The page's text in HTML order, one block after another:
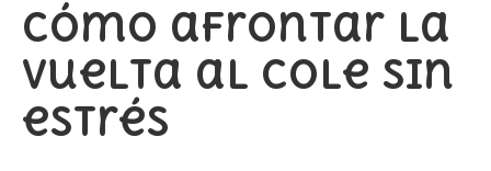
Cómo afrontar la
vuelta al cole sin
estrés